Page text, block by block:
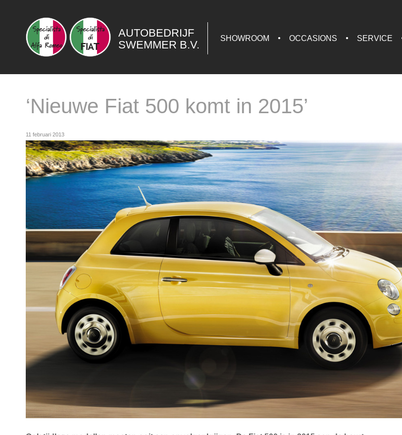
AUTOBEDRIJF
SWEMMER B.V.
SHOWROOM OCCASIONS SERVICE
‘Nieuwe Fiat 500 komt in 2015’
11 februari 2013